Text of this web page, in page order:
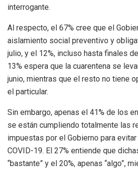
interrogante.
Al respecto, el 67% cree que el
aislamiento social preventivo y
julio, y el 12%, incluso hasta finales
13% espera que la cuarentena se
junio, mientras que el resto no tiene
el particular.
Sin embargo, apenas el 41% de los
se están cumpliendo totalmente las
impuestas por el Gobierno para
COVID-19. El 27% entiende que
“bastante” y el 20%, apenas “algo”,